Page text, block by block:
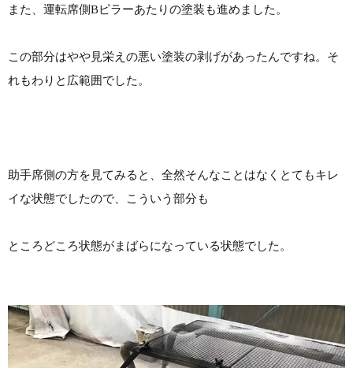
また、運転席側Bピラーあたりの塗装も進めました。
この部分はやや見栄えの悪い塗装の剥げがあったんですね。そ
れもわりと広範囲でした。
助手席側の方を見てみると、全然そんなことはなくとてもキレ
イな状態でしたので、こういう部分も
ところどころ状態がまばらになっている状態でした。